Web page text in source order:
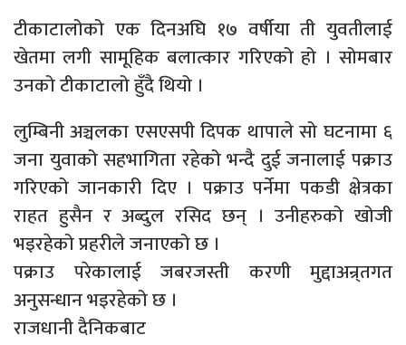
टीकाटालोको एक दिनअघि १७ वर्षीया ती युवतीलाई
खेतमा लगी सामूहिक बलात्कार गरिएको हो । सोमबार
उनको टीकाटालो हुँदै थियो ।
लुम्बिनी अञ्चलका एसएसपी दिपक थापाले सो घटनामा ६
जना युवाको सहभागिता रहेको भन्दै दुई जनालाई पक्राउ
गरिएको जानकारी दिए । पक्राउ पर्नेमा पकडी क्षेत्रका
राहत हुसैन र अब्दुल रसिद छन् । उनीहरुको खोजी
भइरहेको प्रहरीले जनाएको छ ।
पक्राउ परेकालाई जबरजस्ती करणी मुद्दाअन्र्तगत
अनुसन्धान भइरहेको छ ।
राजधानी दैनिकबाट